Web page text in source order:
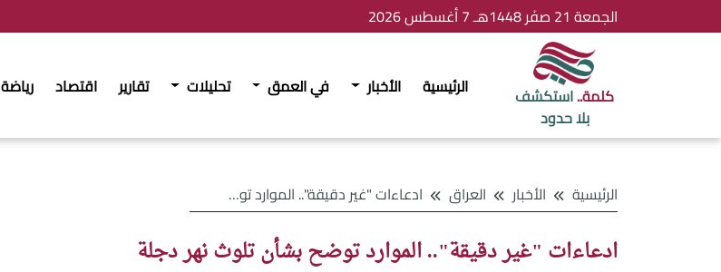
الجمعة 21 صفَر 1448هـ 7 أغسطس 2026
كلمة..استكشف
بلا حدود
الرئيسية الأخبار في العمق تحليلات تقارير اقتصاد رياضة
الرئيسية الأخبار العراق ادعاءات "غير دقيقة".. الموارد توضح بشأن تلوث نهر دجلة
ادعاءات "غير دقيقة".. الموارد توضح بشأن تلوث نهر دجلة